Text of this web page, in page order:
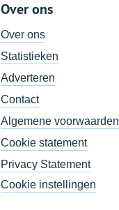
Over ons
Over ons
Statistieken
Adverteren
Contact
Algemene voorwaarden
Cookie statement
Privacy Statement
Cookie instellingen